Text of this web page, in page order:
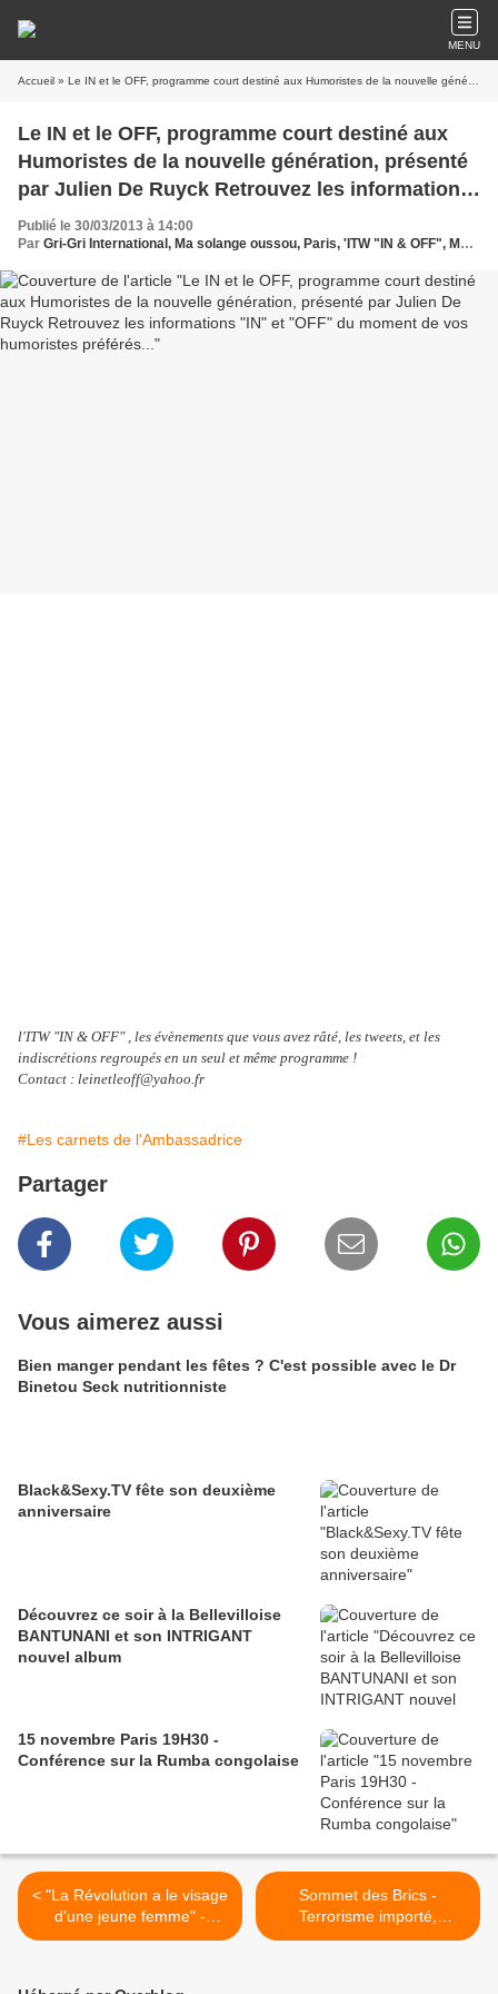
MENU
Accueil » Le IN et le OFF, programme court destiné aux Humoristes de la nouvelle génération, présenté par Julien De Ruyck Retrouvez les informations "IN" et "OFF" du moment de vos humoristes préférés...
Le IN et le OFF, programme court destiné aux
Humoristes de la nouvelle génération, présenté
par Julien De Ruyck Retrouvez les informations
"IN" et "OFF" du moment de vos humoristes
préférés...
Publié le 30/03/2013 à 14:00
Par Gri-Gri International, Ma solange oussou, Paris, 'ITW "IN & OFF", Ma solange oussou, Julien De ruck, Bonne nouvelle Production, France,
l'ITW "IN & OFF" , les évènements que vous avez râté, les tweets, et les
indiscrétions regroupés en un seul et même programme !
Contact : leinetleoff@yahoo.fr
#Les carnets de l'Ambassadrice
Partager
Vous aimerez aussi
Bien manger pendant les fêtes ? C'est possible avec le Dr
Binetou Seck nutritionniste
Black&Sexy.TV fête son deuxième
anniversaire
Découvrez ce soir à la Bellevilloise
BANTUNANI et son INTRIGANT
nouvel album
15 novembre Paris 19H30 -
Conférence sur la Rumba congolaise
< "La Révolution a le visage
d'une jeune femme" -
Shanel Da Silva (featuring
Sommet des Brics -
Terrorisme importé,
présence militaire étrangère